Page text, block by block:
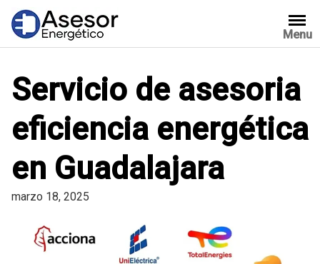
Saltar
contenido
Menu
Servicio de asesoria
eficiencia energética
en Guadalajara
marzo 18, 2025